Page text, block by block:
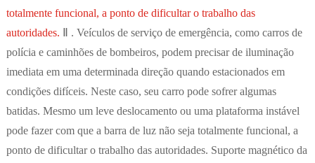
totalmente funcional, a ponto de dificultar o trabalho das
autoridades.
Ⅱ . Veículos de serviço de emergência, como carros de
polícia e caminhões de bombeiros, podem precisar de iluminação
imediata em uma determinada direção quando estacionados em
condições difíceis. Neste caso, seu carro pode sofrer algumas
batidas. Mesmo um leve deslocamento ou uma plataforma instável
pode fazer com que a barra de luz não seja totalmente funcional, a
ponto de dificultar o trabalho das autoridades. Suporte magnético da